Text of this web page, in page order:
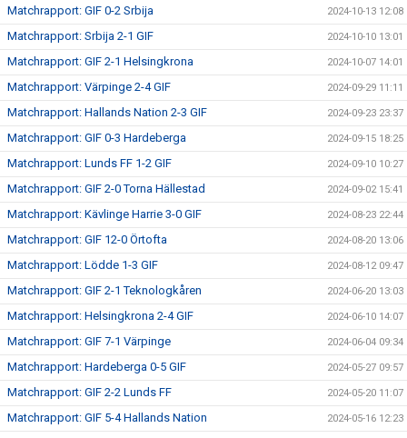
Matchrapport: GIF 0-2 Srbija 2024-10-13 12:08
Matchrapport: Srbija 2-1 GIF 2024-10-10 13:01
Matchrapport: GIF 2-1 Helsingkrona 2024-10-07 14:01
Matchrapport: Värpinge 2-4 GIF 2024-09-29 11:11
Matchrapport: Hallands Nation 2-3 GIF 2024-09-23 23:37
Matchrapport: GIF 0-3 Hardeberga 2024-09-15 18:25
Matchrapport: Lunds FF 1-2 GIF 2024-09-10 10:27
Matchrapport: GIF 2-0 Torna Hällestad 2024-09-02 15:41
Matchrapport: Kävlinge Harrie 3-0 GIF 2024-08-23 22:44
Matchrapport: GIF 12-0 Örtofta 2024-08-20 13:06
Matchrapport: Lödde 1-3 GIF 2024-08-12 09:47
Matchrapport: GIF 2-1 Teknologkåren 2024-06-20 13:03
Matchrapport: Helsingkrona 2-4 GIF 2024-06-10 14:07
Matchrapport: GIF 7-1 Värpinge 2024-06-04 09:34
Matchrapport: Hardeberga 0-5 GIF 2024-05-27 09:57
Matchrapport: GIF 2-2 Lunds FF 2024-05-20 11:07
Matchrapport: GIF 5-4 Hallands Nation 2024-05-16 12:23